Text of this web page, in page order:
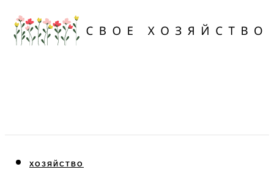
ХОЗЯЙСТВО